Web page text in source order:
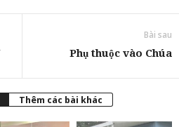
Bài sau
Phụ thuộc vào Chúa
Thêm các bài khác